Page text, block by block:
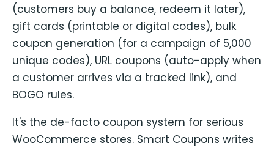
(customers buy a balance, redeem it later),
gift cards (printable or digital codes), bulk
coupon generation (for a campaign of 5,000
unique codes), URL coupons (auto-apply when
a customer arrives via a tracked link), and
BOGO rules.
It's the de-facto coupon system for serious
WooCommerce stores. Smart Coupons writes